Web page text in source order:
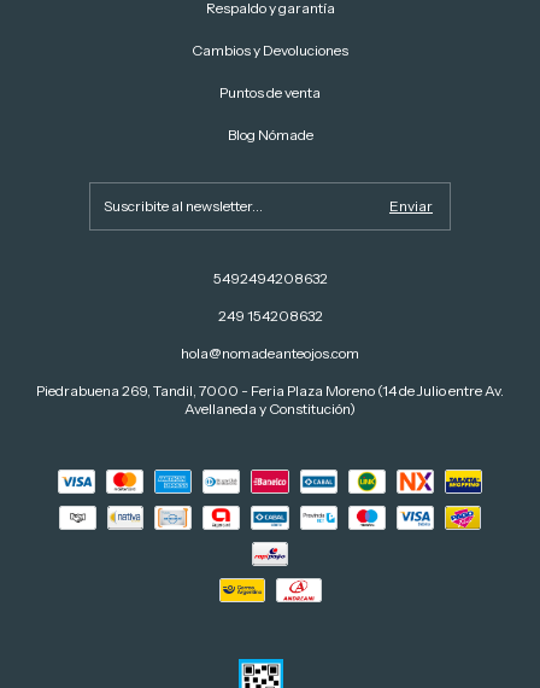
Respaldo y garantía
Cambios y Devoluciones
Puntos de venta
Blog Nómade
5492494208632
249 154208632
hola@nomadeanteojos.com
Piedrabuena 269, Tandil, 7000 - Feria Plaza Moreno (14 de Julio entre Av.
Avellaneda y Constitución)